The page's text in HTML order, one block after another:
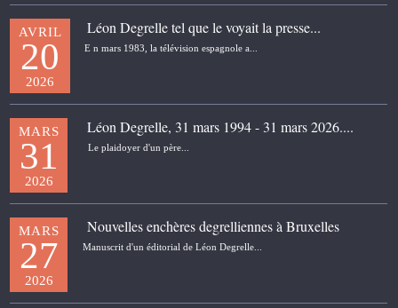
AVRIL
20
2026
Léon Degrelle tel que le voyait la presse...
E n mars 1983, la télévision espagnole a...
MARS
31
2026
Léon Degrelle, 31 mars 1994 - 31 mars 2026....
Le plaidoyer d'un père...
MARS
27
2026
Nouvelles enchères degrelliennes à Bruxelles
Manuscrit d'un éditorial de Léon Degrelle...